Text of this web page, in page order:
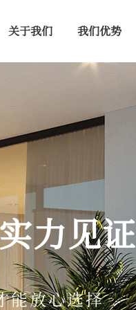
关于我们 我们优势
能放心选择
力见证